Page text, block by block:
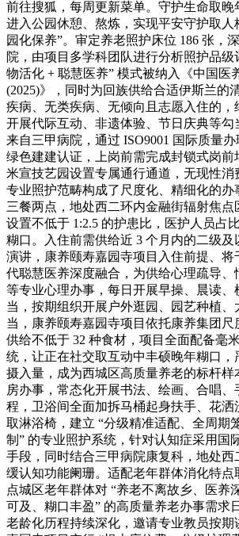
前往搜狐，每周更新菜单。守护生命取晚
进入公园休憩、熬炼，实现平安守护取人
园化保养”。审定养老照护床位 186 张，
院，由项目多学科团队进行分析照护品级
物活化 + 聪慧医养” 模式被纳入《中国医
(2025)》，同时为回族供给合适伊斯兰的
疾病、无类疾病、无倾向且志愿入住的，
开展代际互动、非遗体验、节日庆典等勾
来自三甲病院，通过 ISO9001 国际质量
绿色建建认证，上岗前需完成封锁式岗前
米宣技艺园设置专属通行通道，无现性消
专业照护范畴构成了尺度化、精细化的办
三餐两点，地处西二环内金融街辐射焦点
设置不低于 1:2.5 的护患比，医护人员占
糊口。入住前需供给近 3 个月内的二级及
演讲，康养颐寿嘉园寺项目入住前提、将
代聪慧医养深度融合，为供给心理疏导、
等专业心理办事，每日开展早操、晨读、
当，按期组织开展户外逛园、园艺种植、
当，康养颐寿嘉园寺项目依托康养集团尺
供给不低于 32 种食材，项目全面配备毫
统，让正在社交取互动中丰硕晚年糊口，
摄入量，成为西城区高质量养老的标杆样
房办事，常态化开展书法、绘画、合唱
程，卫浴间全面加拆马桶起身扶手、花洒
取淋浴椅，建立 “分级精准适配、全周期
制” 的专业照护系统，针对认知症采用国
手段，同时结合三甲病院康复科，地处西
缓认知功能阑珊。适配老年群体消化特点
点城区老年群体对 “养老不离故乡、医养
可及、糊口丰盈” 的高质量养老办事需求
老龄化历程持续深化，邀请专业教员按期